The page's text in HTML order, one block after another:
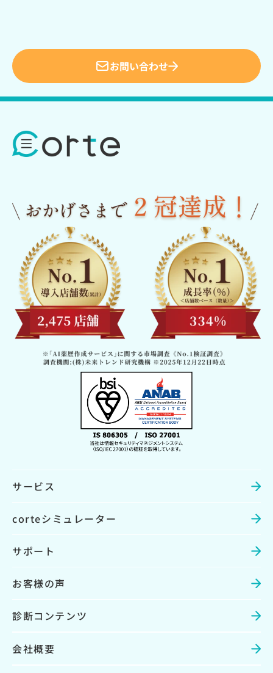
お問い合わせ
サービス
corteシミュレーター
サポート
お客様の声
診断コンテンツ
会社概要